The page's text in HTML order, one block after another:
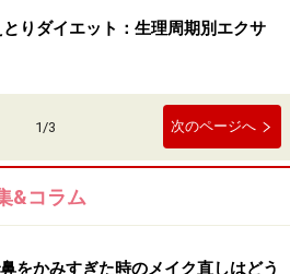
りダイエット：生理周期別エクサ
1/3 次のページへ
&コラム
をかみすぎた時のメイク直しはどう